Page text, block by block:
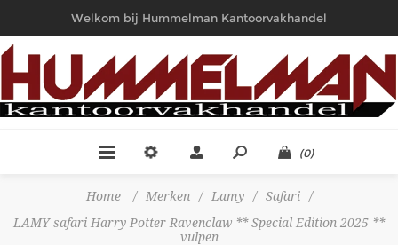
Welkom bij Hummelman Kantoorvakhandel
(0)
Home / Merken / Lamy / Safari
/
LAMY safari Harry Potter Ravenclaw ** Special Edition 2025 **
vulpen